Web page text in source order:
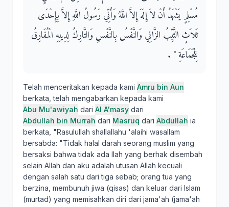
مُسْلِمٍ يَشْهَدُ أَنْ لاَ إِلَهَ إِلاَّ اللَّهُ وَأَنِّي رَسُولُ اللَّهِ إِلاَّ بِإِحْدَى
ثَلاَثٍ الثَّيِّبُ الزَّانِي وَالنَّفْسُ بِالنَّفْسِ وَالتَّارِكُ لِدِينِهِ الْمُفَارِقُ
لِلْجَمَاعَةِ ‏"‏ ‏.‏
Telah menceritakan kepada kami Amru bin Aun
berkata, telah mengabarkan kepada kami
Abu Mu'awiyah dari Al A'masy dari
Abdullah bin Murrah dari Masruq dari Abdullah ia
berkata, "Rasulullah shallallahu 'alaihi wasallam
bersabda: "Tidak halal darah seorang muslim yang
bersaksi bahwa tidak ada Ilah yang berhak disembah
selain Allah dan aku adalah utusan Allah kecuali
dengan salah satu dari tiga sebab; orang tua yang
berzina, membunuh jiwa (qisas) dan keluar dari Islam
(murtad) yang memisahkan diri dari jama'ah (jama'ah